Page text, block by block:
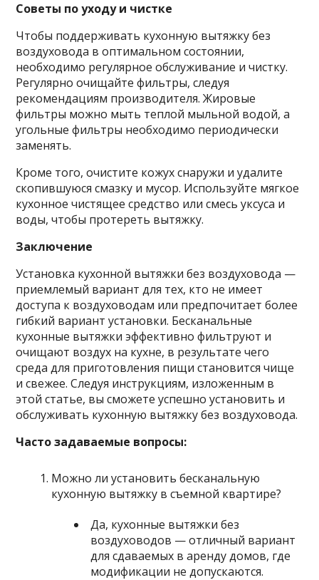
Советы по уходу и чистке
Чтобы поддерживать кухонную вытяжку без
воздуховода в оптимальном состоянии,
необходимо регулярное обслуживание и чистку.
Регулярно очищайте фильтры, следуя
рекомендациям производителя. Жировые
фильтры можно мыть теплой мыльной водой, а
угольные фильтры необходимо периодически
заменять.
Кроме того, очистите кожух снаружи и удалите
скопившуюся смазку и мусор. Используйте мягкое
кухонное чистящее средство или смесь уксуса и
воды, чтобы протереть вытяжку.
Заключение
Установка кухонной вытяжки без воздуховода —
приемлемый вариант для тех, кто не имеет
доступа к воздуховодам или предпочитает более
гибкий вариант установки. Бесканальные
кухонные вытяжки эффективно фильтруют и
очищают воздух на кухне, в результате чего
среда для приготовления пищи становится чище
и свежее. Следуя инструкциям, изложенным в
этой статье, вы сможете успешно установить и
обслуживать кухонную вытяжку без воздуховода.
Часто задаваемые вопросы:
Можно ли установить бесканальную
кухонную вытяжку в съемной квартире?
Да, кухонные вытяжки без
воздуховодов — отличный вариант
для сдаваемых в аренду домов, где
модификации не допускаются.